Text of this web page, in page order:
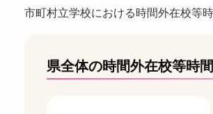
市町村立学校における時間外在校等
県全体の時間外在校等時